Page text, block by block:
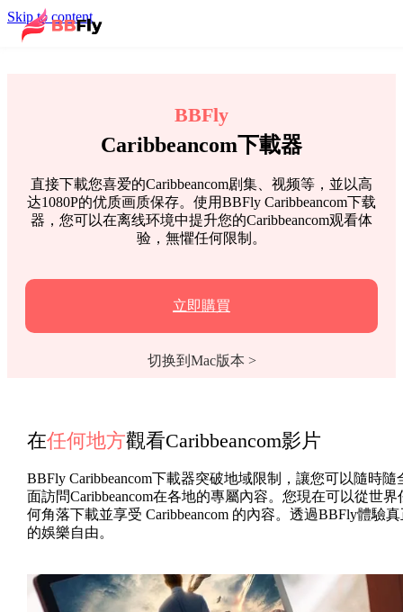
Skip to content
BBFly
Caribbeancom下載器
直接下載您喜爱的Caribbeancom剧集、视频等，並以高
达1080P的优质画质保存。使用BBFly Caribbeancom下载
器，您可以在离线环境中提升您的Caribbeancom观看体
验，無懼任何限制。
立即購買
切换到Mac版本 >
在任何地方觀看Caribbeancom影片
BBFly Caribbeancom下載器突破地域限制，讓您可以隨時隨
面訪問Caribbeancom在各地的專屬內容。您現在可以從世界
何角落下載並享受 Caribbeancom 的內容。透過BBFly體驗真
的娛樂自由。